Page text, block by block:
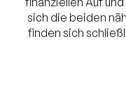
sich die beiden
finden sich